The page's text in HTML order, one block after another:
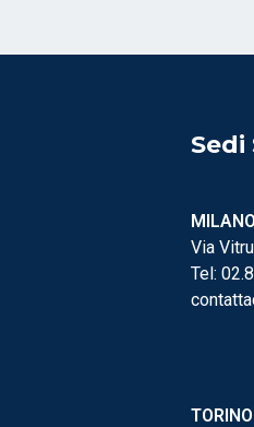
Sedi
MILANO
Via
Tel:
TORINO